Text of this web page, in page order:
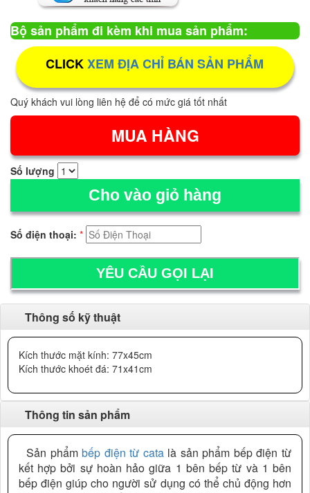
Bộ sản phẩm đi kèm khi mua sản phẩm:
CLICKXEM ĐỊA CHỈ BÁN SẢN PHẨM
Quý khách vui lòng liên hệ để có mức giá tốt nhất
Số lượng
Cho vào giỏ hàng
Số điện thoại: *
Thông số kỹ thuật
Kích thước mặt kính: 77x45cm
Kích thước khoét đá: 71x41cm
Thông tin sản phẩm
Sản phẩmbếp điện từ català sản phẩm bếp điện từ
kết hợp bởi sự hoàn hảo giữa 1 bên bếp từ và 1 bên
bếp điện giúp cho người sử dụng có thể chủ động hơn